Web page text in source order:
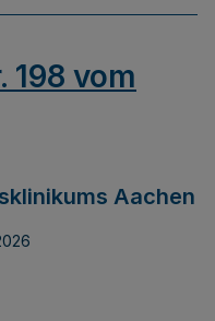
198 vom
Aachen